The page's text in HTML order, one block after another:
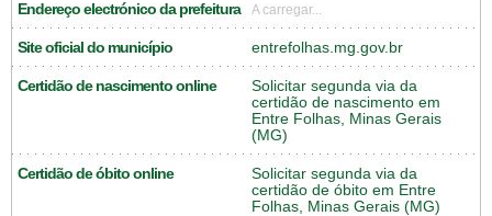
Endereço electrónico da prefeitura A carregar...
Site oficial do município entrefolhas.mg.gov.br
Certidão de nascimento online
Solicitar segunda via da
certidão de nascimento em
Entre Folhas, Minas Gerais
(MG)
Certidão de óbito online
Solicitar segunda via da
certidão de óbito em Entre
Folhas, Minas Gerais (MG)